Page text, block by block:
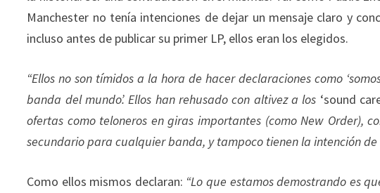
Manchester no tenía intenciones de dejar un mensaje claro y
incluso antes de publicar su primer LP, ellos eran los elegidos.
“Ellos no son tímidos a la hora de hacer declaraciones como
banda del mundo’. Ellos han rehusado con altivez a los ‘sound
ofertas como teloneros en giras importantes (como New Order),
secundario para cualquier banda, y tampoco tienen la intención
Como ellos mismos declaran: “Lo que estamos demostrando es